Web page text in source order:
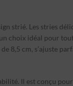
strié. Les stries
idéal pour
8,5 cm, s’ajuste
Il est conçu